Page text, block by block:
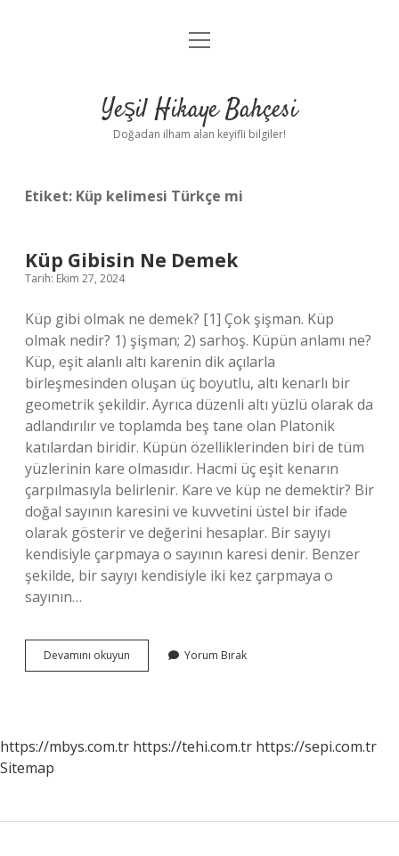
Anasayfa
Yasal Uyarı
menüyü
Yeşil Hikaye Bahçesi
Doğadan ilham alan keyifli bilgiler!
Etiket: Küp kelimesi Türkçe mi
Küp Gibisin Ne Demek
Tarih: Ekim 27, 2024
Küp gibi olmak ne demek? [1] Çok şişman. Küp
olmak nedir? 1) şişman; 2) sarhoş. Küpün anlamı ne?
Küp, eşit alanlı altı karenin dik açılarla
birleşmesinden oluşan üç boyutlu, altı kenarlı bir
geometrik şekildir. Ayrıca düzenli altı yüzlü olarak da
adlandırılır ve toplamda beş tane olan Platonik
katılardan biridir. Küpün özelliklerinden biri de tüm
yüzlerinin kare olmasıdır. Hacmi üç eşit kenarın
çarpılmasıyla belirlenir. Kare ve küp ne demektir? Bir
doğal sayının karesini ve kuvvetini üstel bir ifade
olarak gösterir ve değerini hesaplar. Bir sayıyı
kendisiyle çarpmaya o sayının karesi denir. Benzer
şekilde, bir sayıyı kendisiyle iki kez çarpmaya o
sayının…
Devamını okuyun
Gibisin
Yorum Bırak
https://mbys.com.tr https://tehi.com.tr https://sepi.com.tr
Sitemap